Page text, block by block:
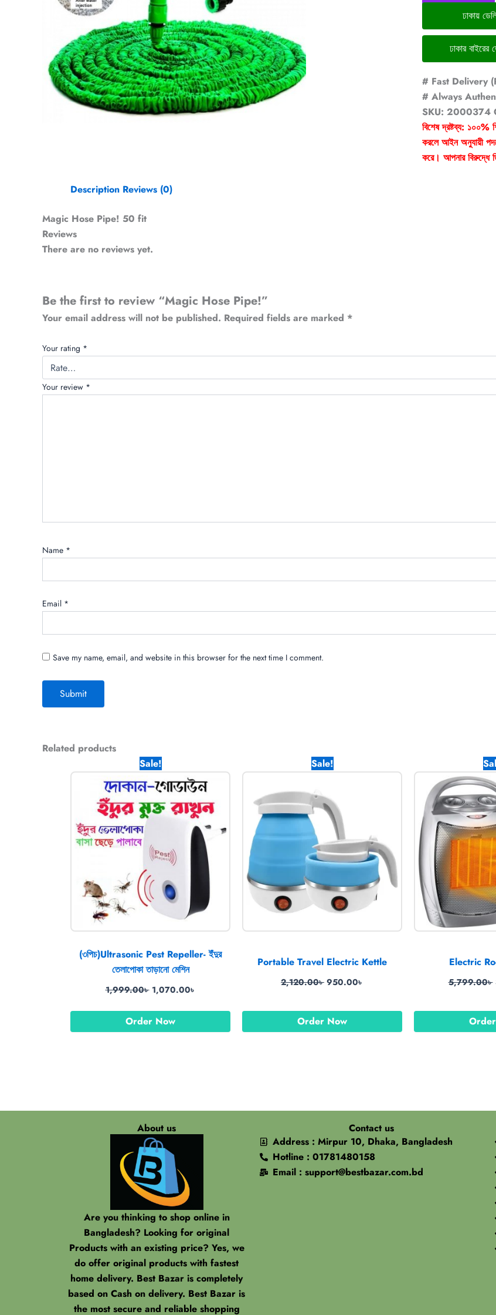
ঢাকায়
# Fast Delivery
# Always
SKU: 2000374
বিশেষ দ্রষ্টব্য: ১০০%
করলে আইন অনুযায়ী
করে। আপনার বিরুদ্ধে
Description Reviews (0)
Magic Hose Pipe! 50 fit
Reviews
There are no reviews yet.
Be the first to review “Magic Hose Pipe!”
Your email address will not be published. Required fields are marked *
Your rating *
Your review *
Name *
Email *
Save my name, email, and website in this browser for the next time I comment.
Related products
Sale!
(৩পিচ)Ultrasonic Pest Repeller- ইঁদুর
তেলাপোকা তাড়ানো মেশিন
1,999.00৳
Original
price
was:
1,999.00৳ .
1,070.00৳
price
is:
1,070.00৳ .
Order Now
Sale!
Portable Travel Electric Kettle
2,120.00৳
Original
price
950.00৳
price
Order Now
Electric
5,799.00৳
About us
Are you thinking to shop online in
Bangladesh? Looking for original
Products with an existing price? Yes, we
do offer original products with fastest
home delivery. Best Bazar is completely
based on Cash on delivery. Best Bazar is
the most secure and reliable shopping
Contact us
Address : Mirpur 10, Dhaka, Bangladesh
Hotline : 01781480158
Email : support@bestbazar.com.bd